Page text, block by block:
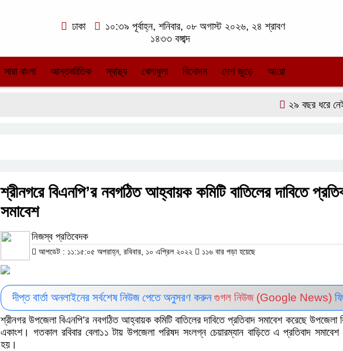
ঢাকা
১০:৩৯ পূর্বাহ্ন, শনিবার, ০৮ অগাস্ট ২০২৬, ২৪ শ্রাবণ
১৪৩৩ বঙ্গাব্দ
সারা বাংলা আন্তর্জাতিক স্বাস্থ্য খেলাধুলা বিনোদন দেশ জুড়ে আরো
২৯ বছর ধরে নেই
শ্রীনগরে বিএনপি’র নবগঠিত আহ্বায়ক কমিটি বাতিলের দাবিতে
সমাবেশ
নিজস্ব প্রতিবেদক
আপডেট : ১১:১৫:০৫ অপরাহ্ন, রবিবার, ১০ এপ্রিল ২০২২ ১১৬ বার পড়া হয়েছে
দীপ্ত বার্তা অনলাইনের সর্বশেষ নিউজ পেতে অনুসরণ করুনগুগল নিউজ (Google News)
শ্রীনগর উপজেলা বিএনপি’র নবগঠিত আহ্বায়ক কমিটি বাতিলের দাবিতে প্রতিবাদ সমাবেশ করেছে উপজেলা
একাংশ। গতকাল রবিবার বেলা১১ টায় উপজেলা পরিষদ সংলগ্ন চেয়ারম্যান বাড়িতে এ প্রতিবাদ সমাবেশ
হয়।